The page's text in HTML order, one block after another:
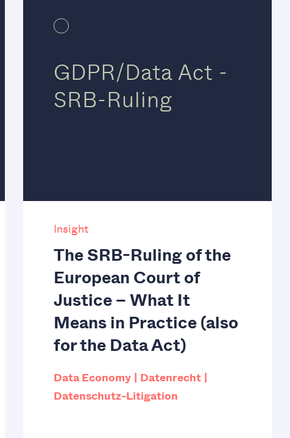
GDPR/Data Act -
SRB-Ruling
Insight
The SRB-Ruling of the
European Court of
Justice – What It
Means in Practice (also
for the Data Act)
Data Economy
Datenrecht
Datenschutz-Litigation